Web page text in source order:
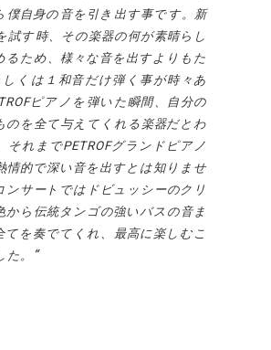
僕自身の音を引き出す事です。新
試す時、その楽器の何が素晴らし
るため、様々な音を出すよりもた
しくは１和音だけ弾く事が時々あ
ピアノを弾いた瞬間、自分の
のを全て与えてくれる楽器だとわ
それまでPETROFグランドピアノ
情的で深い音を出すとは知りませ
ンサートではドビュッシーのクリ
から伝統タンゴの強いバスの音ま
てを奏でてくれ、最高に楽しむこ
。